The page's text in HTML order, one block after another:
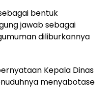
bentuk
jawab sebagai
diliburkannya
Kepala Dinas
menyabotase